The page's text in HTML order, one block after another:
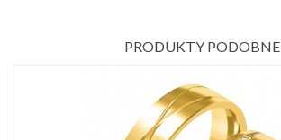
PRODUKTY PODOBNE